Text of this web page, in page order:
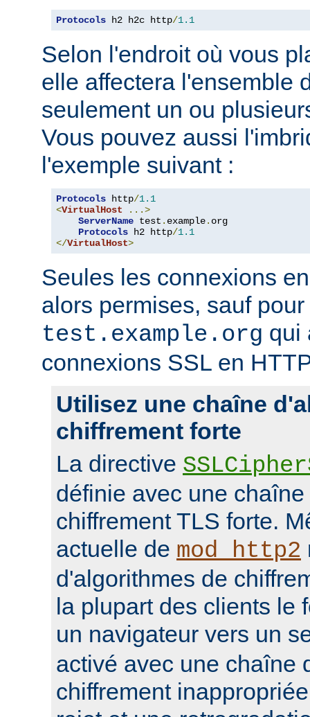
Protocols h2 h2c http/1.1
Selon l'endroit où vous
elle affectera l'ensemble
seulement un ou
Vous pouvez aussi
l'exemple suivant :
Protocols http/1.1
<VirtualHost
...>
ServerName test . example. org
Protocols h2 http/1.1
</VirtualHost>
Seules les connexions
alors permises, sauf
test.example.org qui
connexions SSL en
Utilisez une chaîne
chiffrement forte
La directive
définie avec une
chiffrement TLS forte.
actuelle de mod_http2
d'algorithmes de
la plupart des clients le
un navigateur vers un
activé avec une chaîne
chiffrement